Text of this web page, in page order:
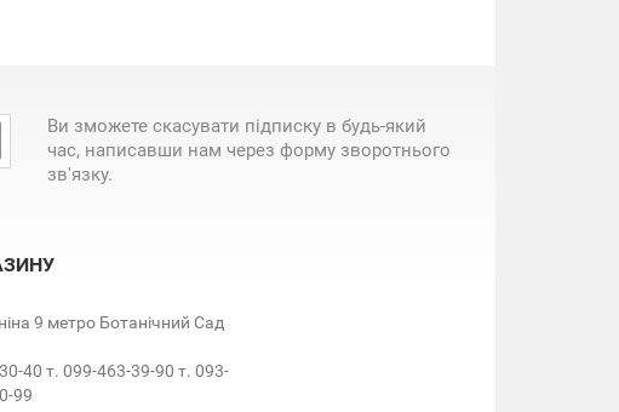
Ви зможете скасувати підписку в будь-який
час, написавши нам через форму зворотнього
зв'язку.
9 метро Ботанічний Сад
40 т. 099-463-39-90 т. 093-
99